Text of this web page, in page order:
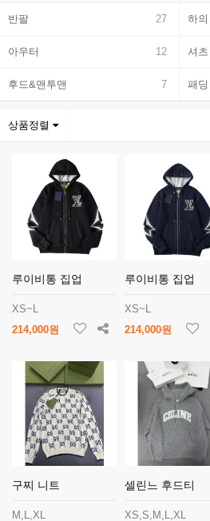
반팔 27 하의
아우터 12 셔츠
후드&맨투맨 7 패딩
상품정렬
루이비통 집업
XS~L
214,000원
루이비통 집업
XS~L
214,000원
구찌 니트
M,L,XL
셀린느 후드티
XS,S,M,L,XL